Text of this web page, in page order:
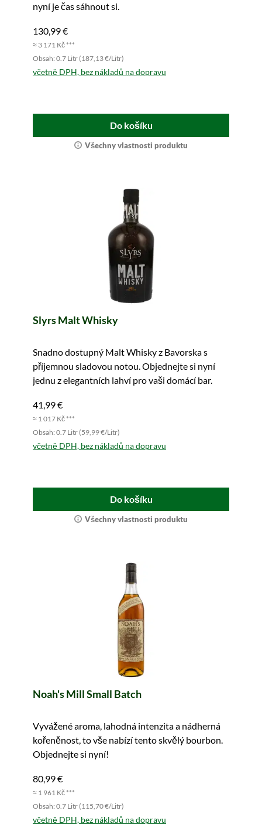
nyní je čas sáhnout si.
130,99 €
≈ 3 171 Kč ***
Obsah: 0.7 Litr (187,13 €/Litr)
včetně DPH, bez nákladů na dopravu
Do košíku
Všechny vlastnosti produktu
Slyrs Malt Whisky
Snadno dostupný Malt Whisky z Bavorska s
příjemnou sladovou notou. Objednejte si nyní
jednu z elegantních lahví pro vaši domácí bar.
41,99 €
≈ 1 017 Kč ***
Obsah: 0.7 Litr (59,99 €/Litr)
včetně DPH, bez nákladů na dopravu
Do košíku
Všechny vlastnosti produktu
Noah's Mill Small Batch
Vyvážené aroma, lahodná intenzita a nádherná
kořeněnost, to vše nabízí tento skvělý bourbon.
Objednejte si nyní!
80,99 €
≈ 1 961 Kč ***
Obsah: 0.7 Litr (115,70 €/Litr)
včetně DPH, bez nákladů na dopravu